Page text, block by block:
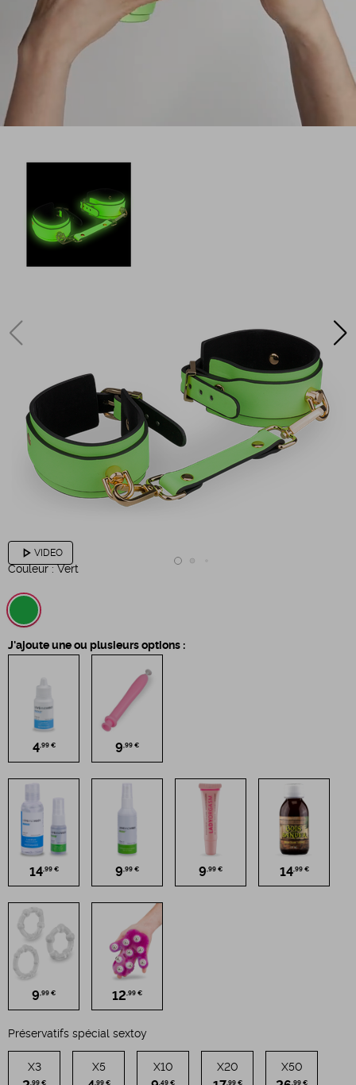
play_arrow VIDEO
Couleur : Vert
J'ajoute une ou plusieurs options :
4,99 € 9,99 €
14,99 € 9,99 € 9,99 € 14,99 €
9,99 € 12,99 €
Préservatifs spécial sextoy
X3
,99 €
X5
,99 €
X10
,49 €
X20
,99 €
X50
,99 €